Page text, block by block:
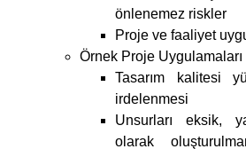
Proje Sonu Değerlendirme
Teknik
Mali değerlendirme
Nihaî değerlendirme
Proje Başvuru
Hazırlanması
Doküman ve